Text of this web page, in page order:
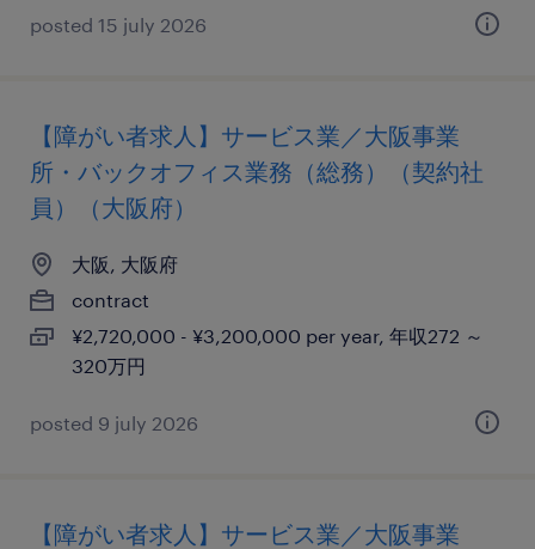
posted 15 july 2026
【障がい者求人】サービス業／大阪事業
所・バックオフィス業務（総務）（契約社
員）（大阪府）
大阪, 大阪府
contract
¥2,720,000 - ¥3,200,000 per year, 年収272 ～
320万円
posted 9 july 2026
【障がい者求人】サービス業／大阪事業